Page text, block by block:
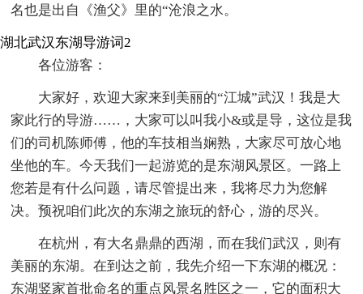
名也是出自《渔父》里的“沧浪之水。
湖北武汉东湖导游词2
各位游客：
大家好，欢迎大家来到美丽的“江城”武汉！我是大
家此行的导游……，大家可以叫我小&或是导，这位是我
们的司机陈师傅，他的车技相当娴熟，大家尽可放心地
坐他的车。今天我们一起游览的是东湖风景区。一路上
您若是有什么问题，请尽管提出来，我将尽力为您解
决。预祝咱们此次的东湖之旅玩的舒心，游的尽兴。
在杭州，有大名鼎鼎的西湖，而在我们武汉，则有
美丽的东湖。在到达之前，我先介绍一下东湖的概况：
东湖竖家首批命名的重点风景名胜区之一，它的面积大